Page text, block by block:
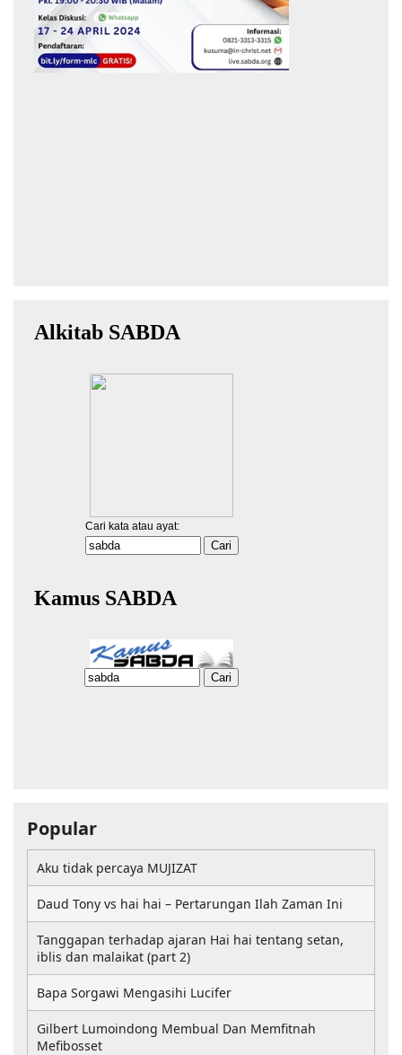
Popular
Aku tidak percaya MUJIZAT
Daud Tony vs hai hai – Pertarungan Ilah Zaman Ini
Tanggapan terhadap ajaran Hai hai tentang setan,
iblis dan malaikat (part 2)
Bapa Sorgawi Mengasihi Lucifer
Gilbert Lumoindong Membual Dan Memfitnah
Mefibosset